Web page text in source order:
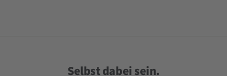
Selbst dabei sein.